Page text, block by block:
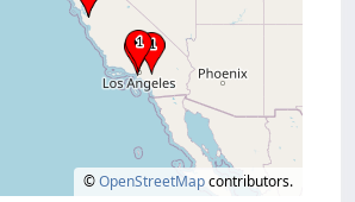
©OpenStreetMapcontributors.